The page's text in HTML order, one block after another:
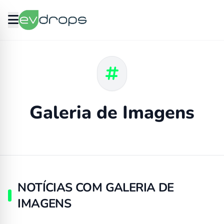
Galeria de Imagens
NOTÍCIAS COM GALERIA DE
IMAGENS